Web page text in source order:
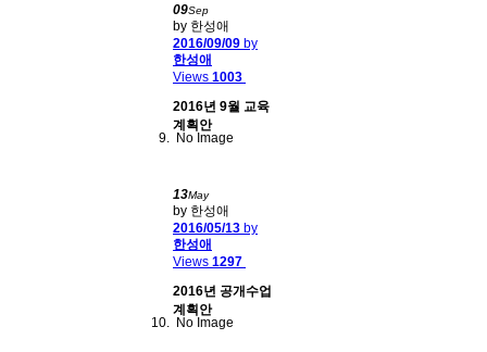
09Sep
by 한성애
2016/09/09 by
한성애
Views 1003
2016년 9월 교육
계획안
No Image
13May
by 한성애
2016/05/13 by
한성애
Views 1297
2016년 공개수업
계획안
No Image